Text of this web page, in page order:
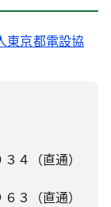
東京都電設協
４（直通）
３（直通）